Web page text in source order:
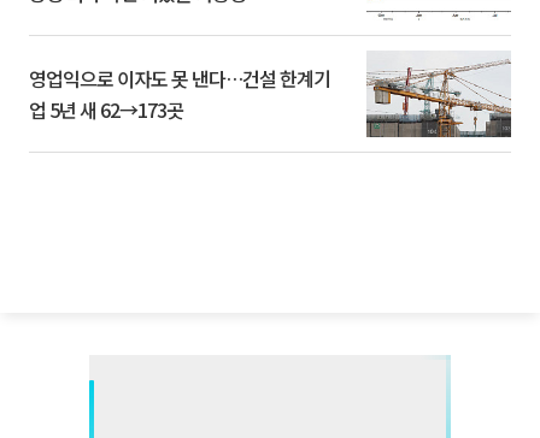
영업익으로 이자도 못 낸다…건설 한계기
업 5년 새 62→173곳